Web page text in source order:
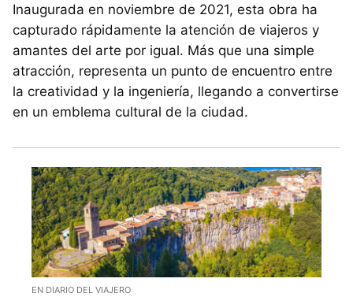
Inaugurada en noviembre de 2021, esta obra ha
capturado rápidamente la atención de viajeros y
amantes del arte por igual. Más que una simple
atracción, representa un punto de encuentro entre
la creatividad y la ingeniería, llegando a convertirse
en un emblema cultural de la ciudad.
EN DIARIO DEL VIAJERO